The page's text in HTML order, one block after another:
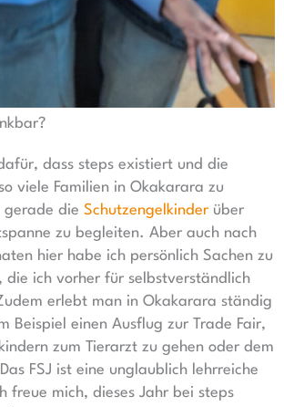
dass steps existiert und die
viele Familien in Okakarara zu
gerade die Schutzengelkinder über
zu begleiten. Aber auch nach
hier habe ich persönlich Sachen zu
die ich vorher für selbstverständlich
erlebt man in Okakarara ständig
Beispiel einen Ausflug zur Trade Fair,
zum Tierarzt zu gehen oder dem
FSJ ist eine unglaublich lehrreiche
freue mich, dieses Jahr bei steps